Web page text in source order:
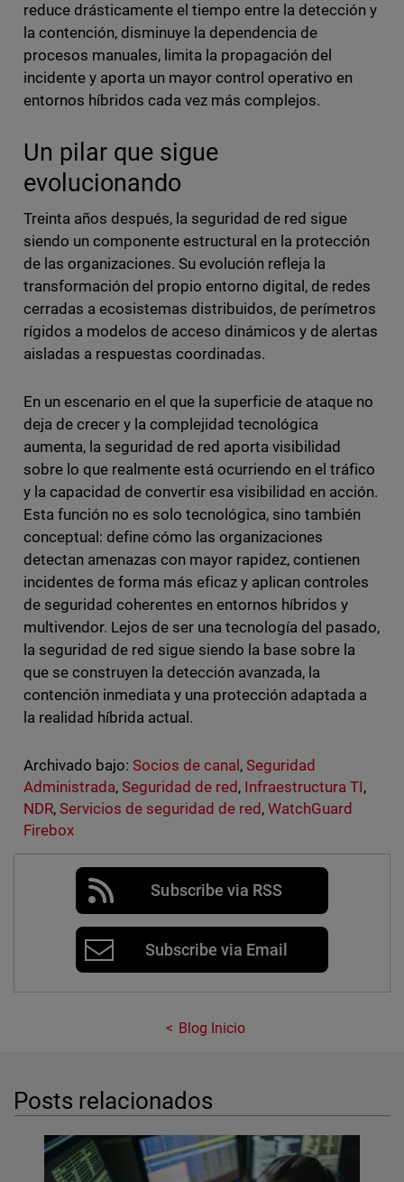
reduce drásticamente el tiempo entre la detección y
la contención, disminuye la dependencia de
procesos manuales, limita la propagación del
incidente y aporta un mayor control operativo en
entornos híbridos cada vez más complejos.
Un pilar que sigue
evolucionando
Treinta años después, la seguridad de red sigue
siendo un componente estructural en la protección
de las organizaciones. Su evolución refleja la
transformación del propio entorno digital, de redes
cerradas a ecosistemas distribuidos, de perímetros
rígidos a modelos de acceso dinámicos y de alertas
aisladas a respuestas coordinadas.
En un escenario en el que la superficie de ataque no
deja de crecer y la complejidad tecnológica
aumenta, la seguridad de red aporta visibilidad
sobre lo que realmente está ocurriendo en el tráfico
y la capacidad de convertir esa visibilidad en acción.
Esta función no es solo tecnológica, sino también
conceptual: define cómo las organizaciones
detectan amenazas con mayor rapidez, contienen
incidentes de forma más eficaz y aplican controles
de seguridad coherentes en entornos híbridos y
multivendor. Lejos de ser una tecnología del pasado,
la seguridad de red sigue siendo la base sobre la
que se construyen la detección avanzada, la
contención inmediata y una protección adaptada a
la realidad híbrida actual.
Archivado bajo: Socios de canal ,Seguridad
Administrada, Seguridad de red , Infraestructura TI,
NDR, Servicios de seguridad de red ,WatchGuard
Firebox
Subscribe via RSS
Subscribe via Email
Blog Inicio
Posts relacionados